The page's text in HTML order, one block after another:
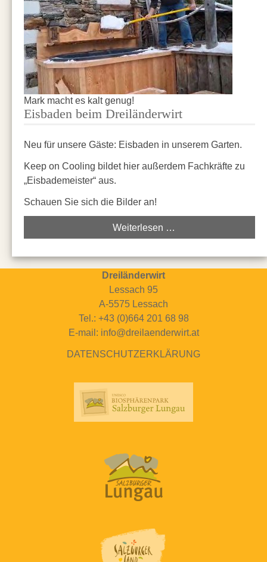
Mark macht es kalt genug!
Eisbaden beim Dreiländerwirt
Neu für unsere Gäste: Eisbaden in unserem Garten.
Keep on Cooling bildet hier außerdem Fachkräfte zu
„Eisbademeister“ aus.
Schauen Sie sich die Bilder an!
Weiterlesen …
Dreiländerwirt
Lessach 95
A-5575 Lessach
Tel.: +43 (0)664 201 68 98
E-mail: info@dreilaenderwirt.at
DATENSCHUTZERKLÄRUNG